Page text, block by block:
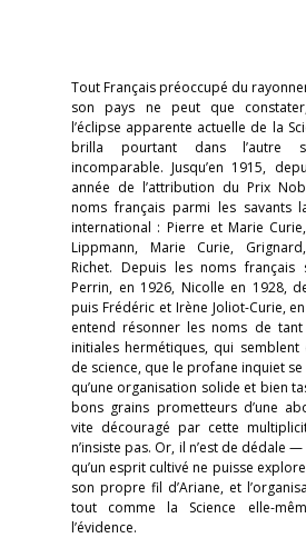
Tout Français préoccupé du
son pays ne peut que
l’éclipse apparente actuelle de la
brilla pourtant dans l’autre
incomparable. Jusqu’en 1915,
année de l’attribution du Prix
noms français parmi les savants
international : Pierre et Marie
Lippmann, Marie Curie,
Richet. Depuis les noms français
Perrin, en 1926, Nicolle en 1928,
puis Frédéric et Irène Joliot-Curie,
entend résonner les noms de tant
initiales hermétiques, qui
de science, que le profane inquiet
qu’une organisation solide et bien
bons grains prometteurs d’une
vite découragé par cette
n’insiste pas. Or, il n’est de dédale
qu’un esprit cultivé ne puisse
son propre fil d’Ariane, et
tout comme la Science elle-
l’évidence.